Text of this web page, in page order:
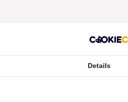
Monofluorophosphate, Cellulose
Details